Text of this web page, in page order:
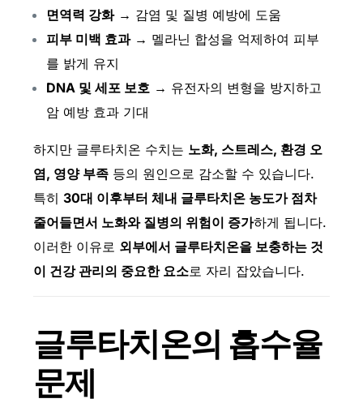
면역력 강화→ 감염 및 질병 예방에 도움
피부 미백 효과→ 멜라닌 합성을 억제하여 피부
를 밝게 유지
DNA 및 세포 보호→ 유전자의 변형을 방지하고
암 예방 효과 기대
하지만 글루타치온 수치는 노화, 스트레스, 환경 오
염, 영양 부족등의 원인으로 감소할 수 있습니다.
특히 30대 이후부터 체내 글루타치온 농도가 점차
줄어들면서 노화와 질병의 위험이 증가하게 됩니다.
이러한 이유로 외부에서 글루타치온을 보충하는 것
이 건강 관리의 중요한 요소로 자리 잡았습니다.
글루타치온의 흡수율
문제